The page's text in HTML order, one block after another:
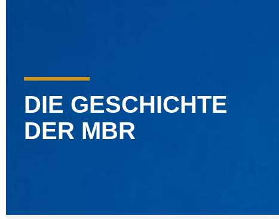
DIE GESCHICHTE
DER MBR